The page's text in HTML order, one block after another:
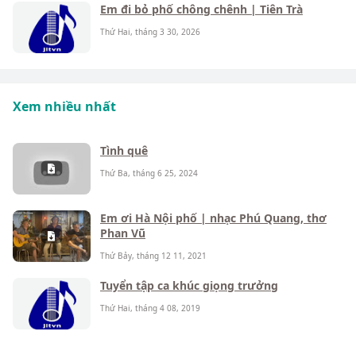
Em đi bỏ phố chông chênh | Tiên Trà
Thứ Hai, tháng 3 30, 2026
Xem nhiều nhất
Tình quê
Thứ Ba, tháng 6 25, 2024
Em ơi Hà Nội phố | nhạc Phú Quang, thơ
Phan Vũ
Thứ Bảy, tháng 12 11, 2021
Tuyển tập ca khúc giọng trưởng
Thứ Hai, tháng 4 08, 2019